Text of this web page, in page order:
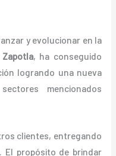
y evolucionar en la
, ha conseguido
logrando una nueva
mencionados
clientes, entregando
El propósito de brindar